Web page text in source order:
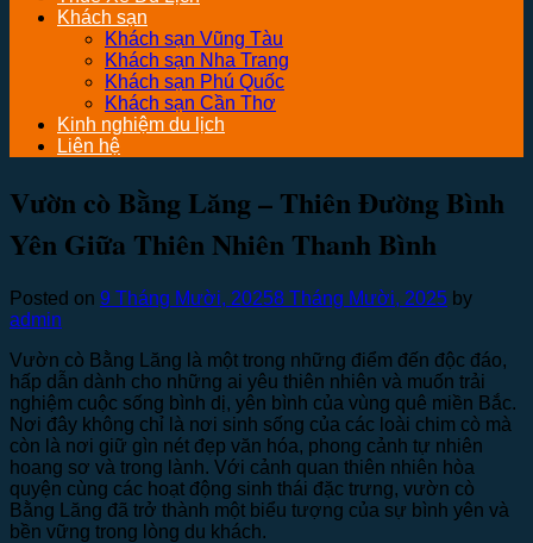
Khách sạn
Khách sạn Vũng Tàu
Khách sạn Nha Trang
Khách sạn Phú Quốc
Khách sạn Cần Thơ
Kinh nghiệm du lịch
Liên hệ
Vườn cò Bằng Lăng – Thiên Đường Bình
Yên Giữa Thiên Nhiên Thanh Bình
Posted on 9 Tháng Mười, 20258 Tháng Mười, 2025 by
admin
Vườn cò Bằng Lăng là một trong những điểm đến độc đáo,
hấp dẫn dành cho những ai yêu thiên nhiên và muốn trải
nghiệm cuộc sống bình dị, yên bình của vùng quê miền Bắc.
Nơi đây không chỉ là nơi sinh sống của các loài chim cò mà
còn là nơi giữ gìn nét đẹp văn hóa, phong cảnh tự nhiên
hoang sơ và trong lành. Với cảnh quan thiên nhiên hòa
quyện cùng các hoạt động sinh thái đặc trưng, vườn cò
Bằng Lăng đã trở thành một biểu tượng của sự bình yên và
bền vững trong lòng du khách.